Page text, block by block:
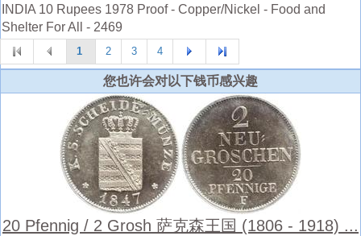
INDIA 10 Rupees 1978 Proof - Copper/Nickel - Food and
Shelter For All - 2469
1 2 3 4
您也许会对以下钱币感兴趣
20 Pfennig / 2 Grosh 萨克森王国 (1806 - 1918) ...